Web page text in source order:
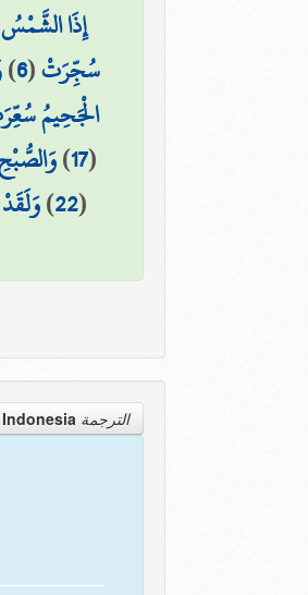
إِذَا
سُجِّرَتْ(
6
)
الْجَحِيمُ
(
17
)
(
22
)
الترجمة Translation